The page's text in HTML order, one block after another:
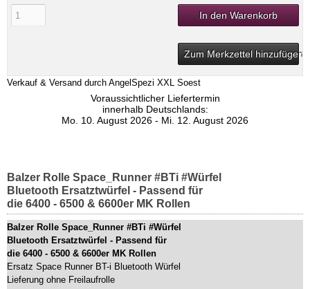
In den Warenkorb
Zum Merkzettel hinzufügen
Verkauf & Versand durch AngelSpezi XXL Soest
Voraussichtlicher Liefertermin
innerhalb Deutschlands:
Mo. 10. August 2026 - Mi. 12. August 2026
Balzer Rolle Space_Runner #BTi #Würfel
Bluetooth Ersatztwürfel - Passend für
die 6400 - 6500 & 6600er MK Rollen
Balzer Rolle Space_Runner #BTi #Würfel
Bluetooth Ersatztwürfel - Passend für
die 6400 - 6500 & 6600er MK Rollen
Ersatz Space Runner BT-i Bluetooth Würfel
Lieferung ohne Freilaufrolle